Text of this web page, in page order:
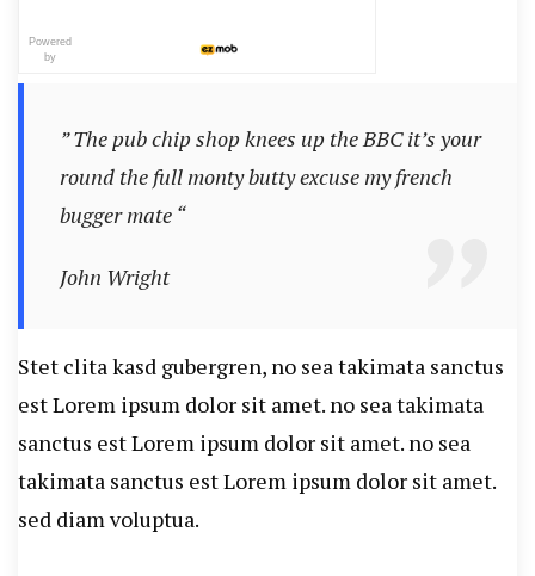
Powered
by
” The pub chip shop knees up the BBC it’s your
round the full monty butty excuse my french
bugger mate “
John Wright
Stet clita kasd gubergren, no sea takimata sanctus
est Lorem ipsum dolor sit amet. no sea takimata
sanctus est Lorem ipsum dolor sit amet. no sea
takimata sanctus est Lorem ipsum dolor sit amet.
sed diam voluptua.